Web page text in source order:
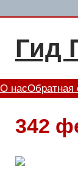
содержимому
Гид
О насОбратная
342